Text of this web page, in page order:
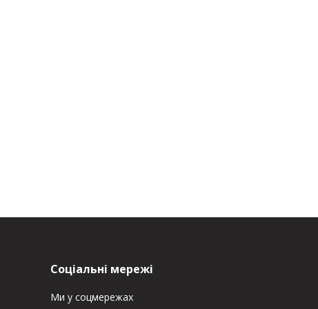
Соціальні мережі
Ми у соцмережах